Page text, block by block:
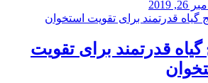
2019
گیاه قدرتمند برای تقویت